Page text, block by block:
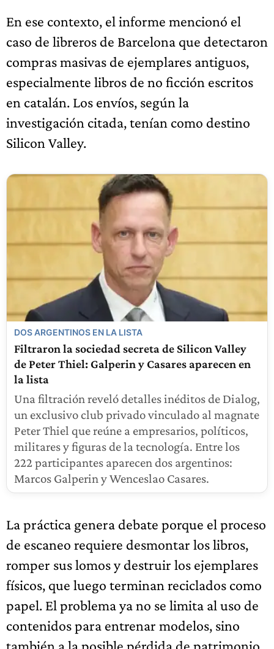
En ese contexto, el informe mencionó el
caso de libreros de Barcelona que detectaron
compras masivas de ejemplares antiguos,
especialmente libros de no ficción escritos
en catalán. Los envíos, según la
investigación citada, tenían como destino
Silicon Valley.
DOS ARGENTINOS EN LA LISTA
Filtraron la sociedad secreta de Silicon Valley
de Peter Thiel: Galperin y Casares aparecen en
la lista
Una filtración reveló detalles inéditos de Dialog,
un exclusivo club privado vinculado al magnate
Peter Thiel que reúne a empresarios, políticos,
militares y figuras de la tecnología. Entre los
222 participantes aparecen dos argentinos:
Marcos Galperin y Wenceslao Casares.
La práctica genera debate porque el proceso
de escaneo requiere desmontar los libros,
romper sus lomos y destruir los ejemplares
físicos, que luego terminan reciclados como
papel. El problema ya no se limita al uso de
contenidos para entrenar modelos, sino
también a la posible pérdida de patrimonio